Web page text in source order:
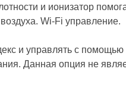
и ионизатор
Wi-Fi управление.
и управлять с помощью
Данная опция не